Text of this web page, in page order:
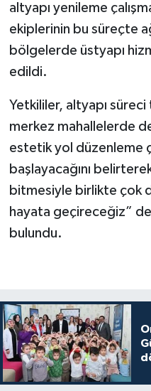
altyapı yenileme
ekiplerinin bu süreçte
bölgelerde üstyapı
edildi.
Yetkililer, altyapı
merkez mahallelerde
estetik yol düzenleme
başlayacağını
bitmesiyle birlikte çok
hayata geçireceğiz”
bulundu.